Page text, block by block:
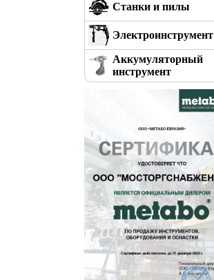
Станки и пилы
Электроинструмент
Аккумуляторный
инструмент